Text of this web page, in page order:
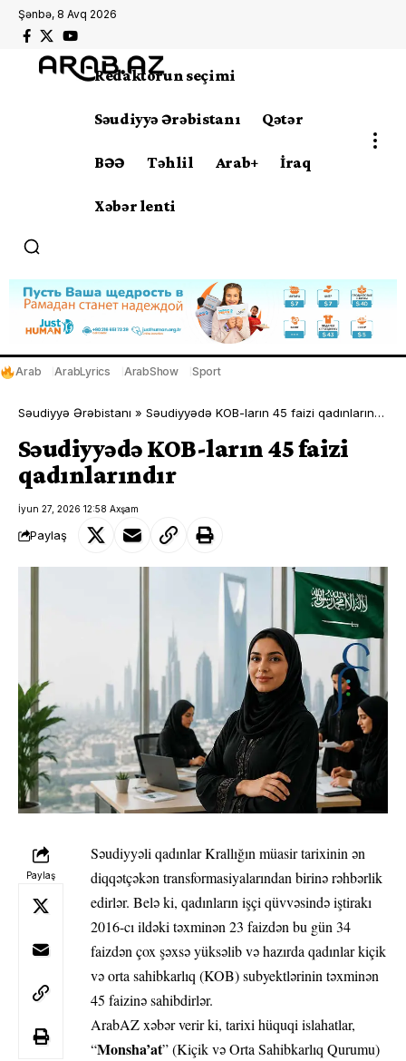
Şənbə, 8 Avq 2026
Redaktorun seçimi
Səudiyyə Ərəbistanı Qətər
BƏƏ Təhlil Arab+ İraq
Xəbər lenti
Arab ArabLyrics ArabShow Sport
Səudiyyə Ərəbistanı » Səudiyyədə KOB-ların 45 faizi qadınlarındır
Səudiyyədə KOB-ların 45 faizi
qadınlarındır
İyun 27, 2026 12:58 Axşam
Paylaş
Paylaş
Səudiyyəli qadınlar Krallığın müasir tarixinin ən
diqqətçəkən transformasiyalarından birinə rəhbərlik
edirlər. Belə ki, qadınların işçi qüvvəsində iştirakı
2016-cı ildəki təxminən 23 faizdən bu gün 34
faizdən çox şəxsə yüksəlib və hazırda qadınlar kiçik
və orta sahibkarlıq (KOB) subyektlərinin təxminən
45 faizinə sahibdirlər.
ArabAZxəbər verir ki, tarixi hüquqi islahatlar,
“Monsha’at” (Kiçik və Orta Sahibkarlıq Qurumu)